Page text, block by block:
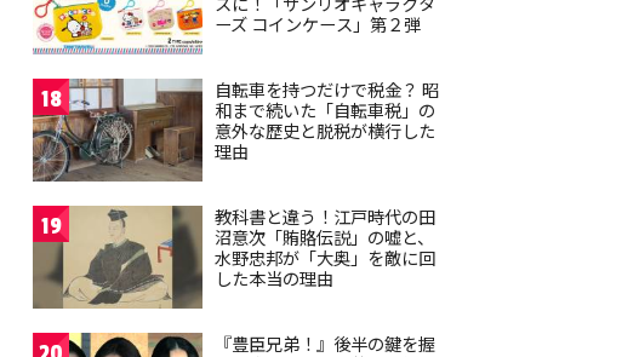
ーズ コインケース」第２弾
18
自転車を持つだけで税金？ 昭
和まで続いた「自転車税」の
意外な歴史と脱税が横行した
理由
19
教科書と違う！江戸時代の田
沼意次「賄賂伝説」の嘘と、
水野忠邦が「大奥」を敵に回
した本当の理由
『豊臣兄弟！』後半の鍵を握